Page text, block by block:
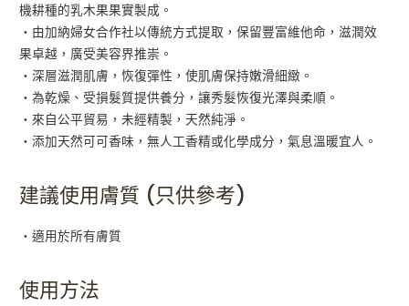
機耕種的乳木果果實製成。
・由加納婦女合作社以傳統方式提取，保留豐富維他命，滋潤效
果卓越，廣受美容界推崇。
・深層滋潤肌膚，恢復彈性，使肌膚保持嫩滑細緻。
・為乾燥、受損髮質提供養分，讓秀髮恢復光澤與柔順。
・來自公平貿易，未經精製，天然純淨。
・添加天然可可香味，無人工香精或化學成分，氣息溫暖宜人。
建議使用膚質 (只供參考)
・適用於所有膚質
使用方法